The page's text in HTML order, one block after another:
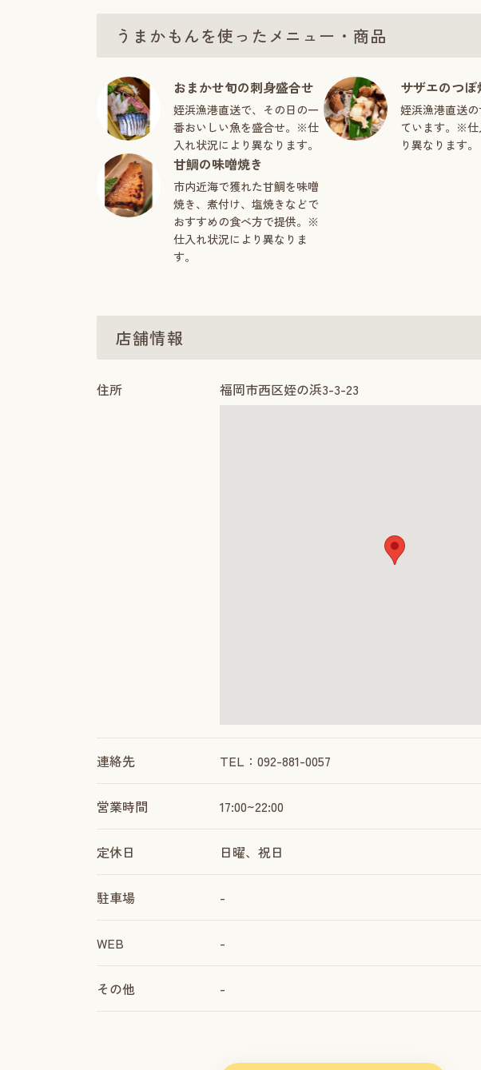
うまかもんを使ったメニュー・商品
おまかせ旬の刺身盛合せ
姪浜漁港直送で、その日の一
番おいしい魚を盛合せ。※仕
入れ状況により異なります。
サザエのつぼ
姪浜漁港直送
ています。※仕
り異なります。
甘鯛の味噌焼き
市内近海で獲れた甘鯛を味噌
焼き、煮付け、塩焼きなどで
おすすめの食べ方で提供。※
仕入れ状況により異なりま
す。
店舗情報
住所 福岡市西区姪の浜3-3-23
連絡先 TEL：092-881-0057
営業時間 17:00~22:00
定休日 日曜、祝日
駐車場 -
WEB -
その他 -